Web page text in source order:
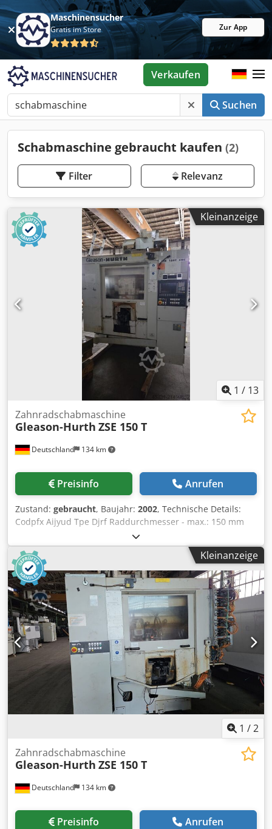
Maschinensucher
Gratis im Store Zur App
Suchen
Verkaufen
Schabmaschine gebraucht kaufen (2)
Filter Relevanz
Kleinanzeige
1 / 13
Deutschland 134 km
Zahnradschabmaschine
Gleason-Hurth ZSE 150 T
Preisinfo Anrufen
Zustand: gebraucht, Baujahr: 2002, Technische Details:
Codpfx Aijyud Tpe Djrf Raddurchmesser - max.: 150 mm
Radbreite: * mm Modul - max.: 3,5 Modul - min.: 1,25
Gesamtleistungsbedarf: * kW Maschinengewicht ca.: 6,5 t
Raumbedarf ca.: 2,35 x 2,10 x 2,35 m Zahnbreite: 45 mm
Bohrungsdurchmesser: 100 mm Aufspannfläche: 1300 x
300 mm
Kleinanzeige
1 /2
Deutschland 134 km
Zahnradschabmaschine
Gleason-Hurth ZSE 150 T
Preisinfo Anrufen